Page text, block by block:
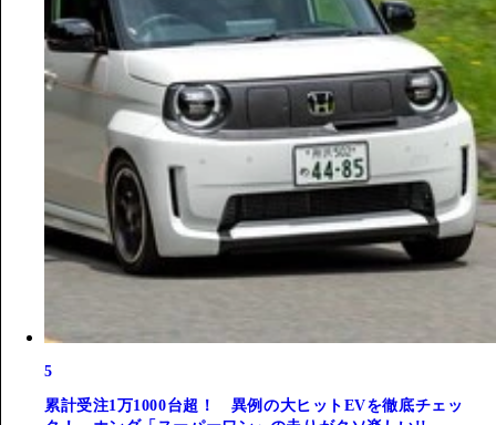
5
累計受注1万1000台超！ 異例の大ヒットEVを徹底チェッ